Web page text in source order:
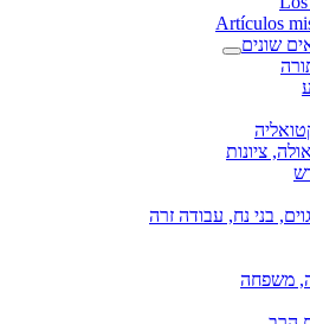
Artículos
שונים
ציונות
בני נח, עבודה זרה
משפחה